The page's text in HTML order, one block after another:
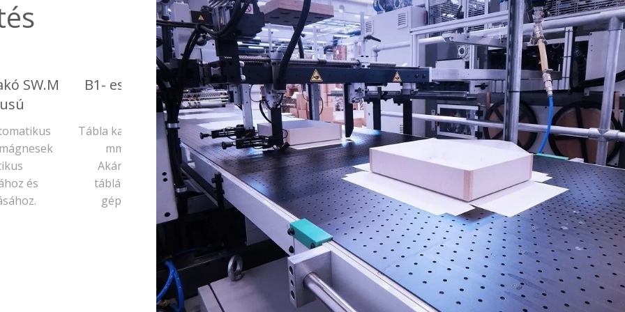
1200×500
álló
a
Extra táblakészítő
Collapsible (lapra
szerelhető) díszdobozok
„szárnyait” tudjuk vele
kasírozni.
Nem szabályos téglalap
alakú formák kasírozására